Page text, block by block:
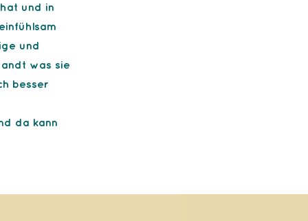
und in
und
was sie
besser
da kann